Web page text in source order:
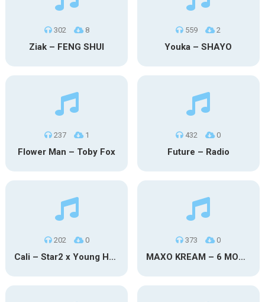
302 8
Ziak – FENG SHUI
559 2
Youka – SHAYO
237 1
Flower Man – Toby Fox
432 0
Future – Radio
202 0
Cali – Star2 x Young Henny
373 0
MAXO KREAM – 6 MONTHS CLEAN